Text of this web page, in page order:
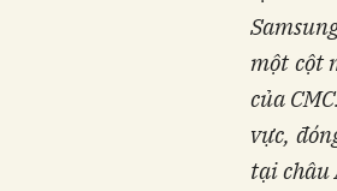
một cột
của
vực,
tại châu